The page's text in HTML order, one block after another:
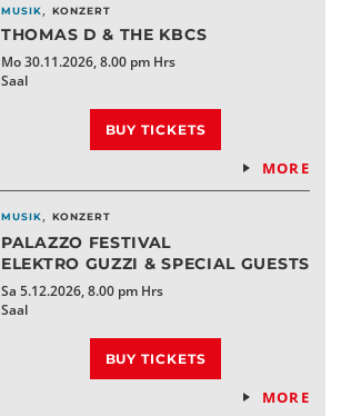
MUSIK, KONZERT
THOMAS D & THE KBCS
Mo 30.11.2026, 8.00 pm Hrs
Saal
MORE
BUY TICKETS
MUSIK, KONZERT
PALAZZO FESTIVAL
ELEKTRO GUZZI & SPECIAL GUESTS
Sa 5.12.2026, 8.00 pm Hrs
Saal
MORE
BUY TICKETS